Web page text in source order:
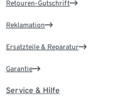
Retouren-Gutschrift
Reklamation
Ersatzteile & Reparatur
Garantie
Service & Hilfe